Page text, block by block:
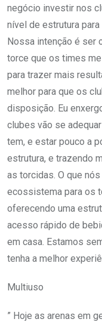
negócio investir nos
nível de estrutura
Nossa intenção é ser
torce que os times
para trazer mais
melhor para que os
disposição. Eu
clubes vão se
tem, e estar pouco a
estrutura, e trazendo
as torcidas. O que
ecossistema para os
oferecendo uma
acesso rápido de
em casa. Estamos
tenha a melhor
Multiuso
” Hoje as arenas em